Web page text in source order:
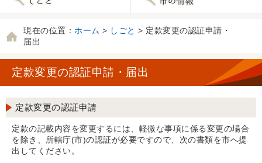
現在の位置： ホーム > しごと > 定款変更の認証申請・
届出
定款変更の認証申請・届出
定款変更の認証申請
定款の記載内容を変更するには、軽微な事項に係る変更の場合
を除き、所轄庁(市)の認証が必要ですので、次の書類を市へ提
出してください。